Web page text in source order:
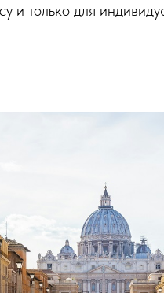
и только для